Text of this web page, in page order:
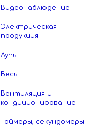
Видеонаблюдение
Электрическая
продукция
Лупы
Весы
Вентиляция и
кондиционирование
Таймеры, секундомеры